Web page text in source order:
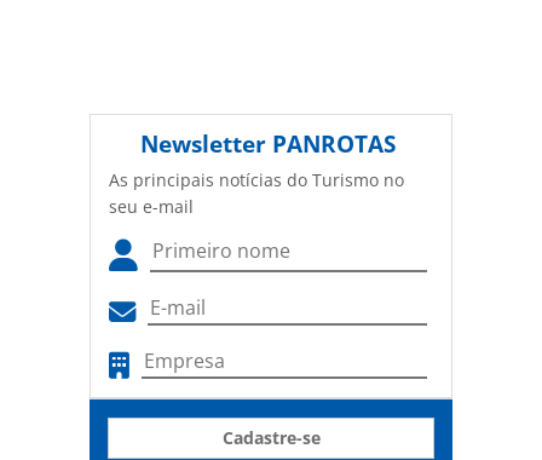
Newsletter PANROTAS
As principais notícias do Turismo no
seu e-mail
Cadastre-se